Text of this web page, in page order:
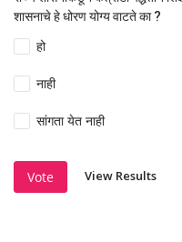
शासनाचे हे धोरण योग्य वाटते का ?
हो
नाही
सांगता येत नाही
Vote View Results